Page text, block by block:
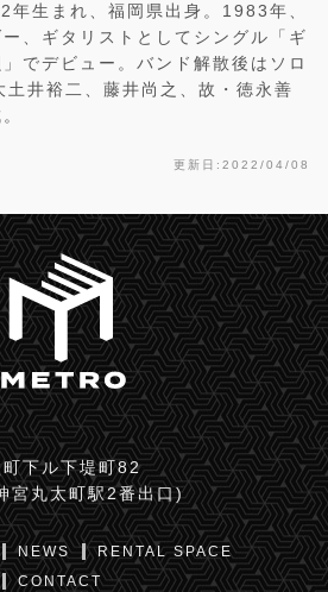
年生まれ、福岡県出身。1983年、
、ギタリストとしてシングル「ギ
でデビュー。バンド解散後はソロ
井裕二、藤井尚之、故・徳永善
更新日:2022/04/08
下ル下堤町82
宮丸太町駅2番出口)
NEWS
RENTAL SPACE
CONTACT